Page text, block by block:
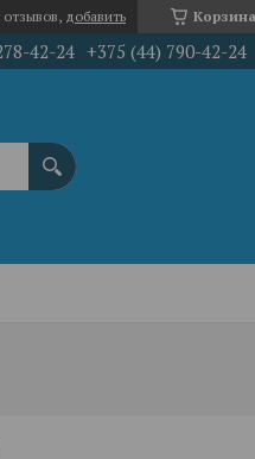
Корзина
добавить
42-24 +375 (44) 790-42-24